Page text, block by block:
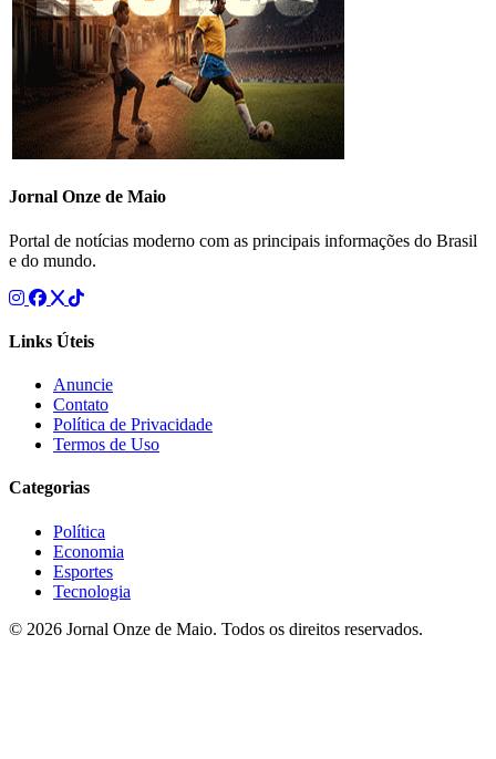
Jornal Onze de Maio
Portal de notícias moderno com as principais informações do Brasil
e do mundo.
Links Úteis
Anuncie
Contato
Política de Privacidade
Termos de Uso
Categorias
Política
Economia
Esportes
Tecnologia
© 2026 Jornal Onze de Maio. Todos os direitos reservados.